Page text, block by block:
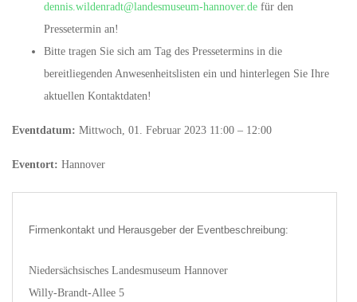
dennis.wildenradt@landesmuseum-hannover.de für den
Pressetermin an!
Bitte tragen Sie sich am Tag des Pressetermins in die
bereitliegenden Anwesenheitslisten ein und hinterlegen Sie Ihre
aktuellen Kontaktdaten!
Eventdatum: Mittwoch, 01. Februar 2023 11:00 – 12:00
Eventort: Hannover
Firmenkontakt und Herausgeber der Eventbeschreibung:
Niedersächsisches Landesmuseum Hannover
Willy-Brandt-Allee 5